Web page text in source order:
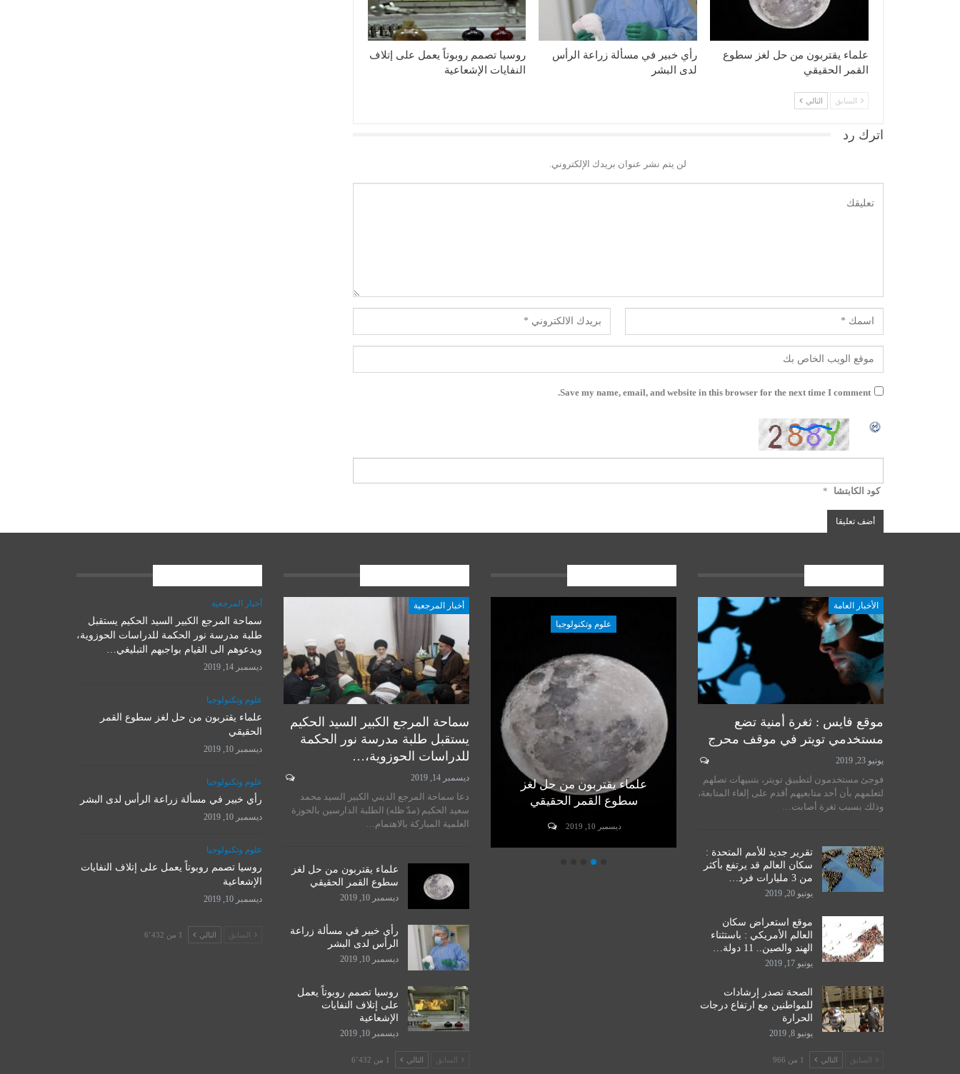
علماء يقتربون من حل لغز سطوع
القمر الحقيقي
رأي خبير في مسألة زراعة الرأس
لدى البشر
روسيا تصمم روبوتاً يعمل على إتلاف
النفايات الإشعاعية
السابق التالي
اترك رد
لن يتم نشر عنوان بريدك الإلكتروني.
Save my name, email, and website in this browser for the next time I comment.
كود الكابتشا *
الأخبار العامة
موقع فايس : ثغرة أمنية تضع
مستخدمي تويتر في موقف محرج
يونيو 23, 2019
فوجئ مستخدمون لتطبيق تويتر، بتنبيهات تصلهم
لتعلمهم بأن أحد متابعيهم أقدم على إلغاء المتابعة،
وذلك بسبب ثغرة أصابت…
تقرير جديد للأمم المتحدة :
سكان العالم قد يرتفع بأكثر
من 3 مليارات فرد…
يونيو 20, 2019
موقع استعراض سكان
العالم الأمريكي : باستثناء
الهند والصين.. 11 دولة…
يونيو 17, 2019
الصحة تصدر إرشادات
للمواطنين مع ارتفاع درجات
الحرارة
يونيو 8, 2019
السابق التالي 1 من 966
أخبار المرجعية
سماحة المرجع الكبير السيد
الحكيم يستقبل طلبة مدرسة نور
الحكمة للدراسات الحوزوية،…
علوم وتكنولوجيا
علماء يقتربون من حل لغز
سطوع القمر الحقيقي
ديسمبر 10, 2019
رأي خبير في مسألة زراعة
الرأس لدى البشر
ديسمبر 10, 2019
علوم وتكنولوجيا
روسيا تصمم روبوتاً يعمل على
إتلاف النفايات الإشعاعية
أخبار المرجعية
سماحة المرجع الكبير السيد الحكيم
يستقبل طلبة مدرسة نور الحكمة
للدراسات الحوزوية،…
ديسمبر 14, 2019
دعا سماحة المرجع الديني الكبير السيد محمد
سعيد الحكيم (مدّ ظله) الطلبة الدارسين بالحوزة
العلمية المباركة بالاهتمام…
علماء يقتربون من حل لغز
سطوع القمر الحقيقي
ديسمبر 10, 2019
رأي خبير في مسألة زراعة
الرأس لدى البشر
ديسمبر 10, 2019
روسيا تصمم روبوتاً يعمل
على إتلاف النفايات
الإشعاعية
ديسمبر 10, 2019
السابق التالي 1 من 6٬432
أخبار المرجعية
سماحة المرجع الكبير السيد الحكيم يستقبل
طلبة مدرسة نور الحكمة للدراسات الحوزوية،
ويدعوهم الى القيام بواجبهم التبليغي…
ديسمبر 14, 2019
علوم وتكنولوجيا
علماء يقتربون من حل لغز سطوع القمر
الحقيقي
ديسمبر 10, 2019
علوم وتكنولوجيا
رأي خبير في مسألة زراعة الرأس لدى البشر
ديسمبر 10, 2019
علوم وتكنولوجيا
روسيا تصمم روبوتاً يعمل على إتلاف النفايات
الإشعاعية
ديسمبر 10, 2019
السابق التالي 1 من 6٬432